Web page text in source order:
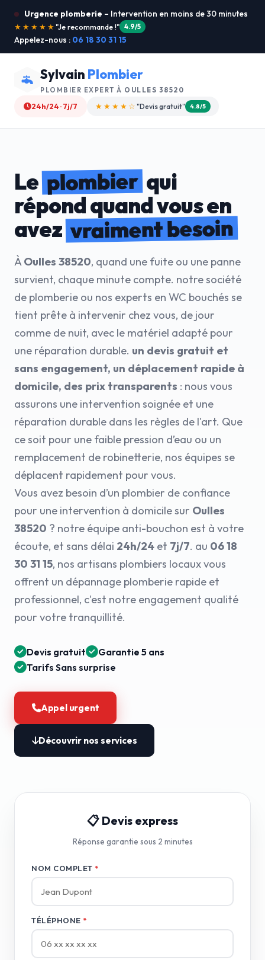
Urgence plomberie – Intervention en moins de 30 minutes
★★★★★"Service ultra rapide !" 5.0/5
Appelez-nous : 06 18 30 31 15
Sylvain Plombier
PLOMBIER EXPERT À OULLES 38520
24h/24 · 7j/7 ★★★★★ "Service dimanche" 5.0/5
Leplombierqui
répond quand vous en
avezvraiment besoin
ÀOulles 38520, quand une fuite ou une panne
survient, chaque minute compte. notre société
de plomberie ou nos experts en WC bouchés se
tient prête à intervenir chez vous, de jour
comme de nuit, avec le matériel adapté pour
une réparation durable. un devis gratuit et
sans engagement, un déplacement rapide à
domicile, des prix transparents : nous vous
assurons une intervention soignée et une
réparation durable dans les règles de l'art. Que
ce soit pour une faible pression d’eau ou un
remplacement de robinetterie, nos équipes se
déplacent rapidement pour vous.
Vous avez besoin d’un plombier de confiance
pour une intervention à domicile sur Oulles
38520 ? notre équipe anti-bouchon est à votre
écoute, et sans délai 24h/24 et 7j/7. au 06 18
30 31 15, nos artisans plombiers locaux vous
offrent un dépannage plomberie rapide et
professionnel, c'est notre engagement qualité
pour votre tranquillité.
Devis gratuit
Garantie 5 ans
Tarifs Sans surprise
Appel urgent
Découvrir nos services
📋 Devis express
Réponse garantie sous 2 minutes
NOM COMPLET *
TÉLÉPHONE *